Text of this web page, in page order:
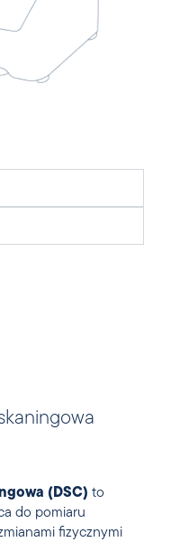
(DSC) to
do pomiaru
fizycznymi